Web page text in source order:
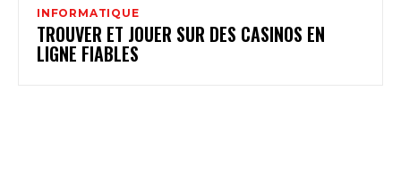
INFORMATIQUE
TROUVER ET JOUER SUR DES CASINOS EN
LIGNE FIABLES